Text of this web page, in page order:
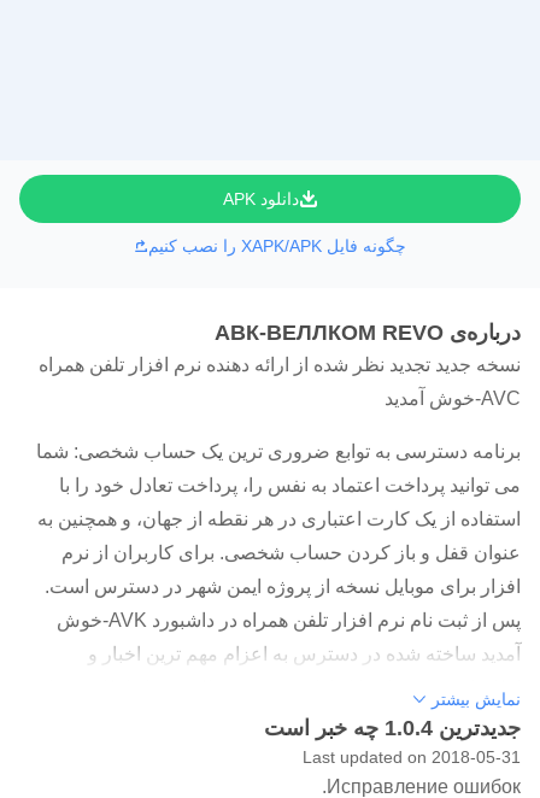
دانلود APK
چگونه فایل XAPK/APK را نصب کنیم
درباره‌ی АВК-ВЕЛЛКОМ REVO
نسخه جدید تجدید نظر شده از ارائه دهنده نرم افزار تلفن همراه
AVC-خوش آمدید
برنامه دسترسی به توابع ضروری ترین یک حساب شخصی: شما
می توانید پرداخت اعتماد به نفس را، پرداخت تعادل خود را با
استفاده از یک کارت اعتباری در هر نقطه از جهان، و همچنین به
عنوان قفل و باز کردن حساب شخصی. برای کاربران از نرم
افزار برای موبایل نسخه از پروژه ایمن شهر در دسترس است.
پس از ثبت نام نرم افزار تلفن همراه در داشبورد AVK-خوش
آمدید ساخته شده در دسترس به اعزام مهم ترین اخبار و
اطلاعات مورد نیاز را از ارائه دهنده در قالب فشار اطلاعیه ها.
این نرم افزار تلفن همراه یک فرصت منحصر به فرد به پرداخت
خدمات دسترسی به اینترنت برای مشترکین حساب شخصی
نمایش بیشتر
جدیدترین 1.0.4 چه خبر است
Last updated on 2018-05-31
Исправление ошибок.